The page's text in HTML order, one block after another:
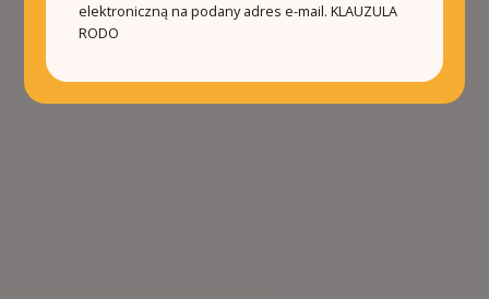
elektroniczną na podany adres e-mail.KLAUZULA
RODO